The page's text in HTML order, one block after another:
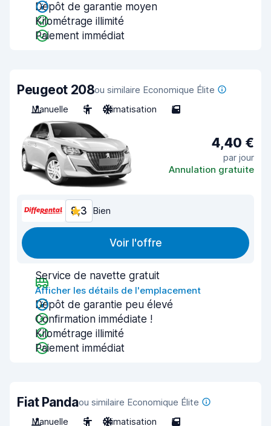
Dépôt de garantie moyen
Kilométrage illimité
Paiement immédiat
Peugeot 208ou similaire Economique Élite
Manuelle
5 Climatisation 5
4,40 €
par jour
Annulation gratuite
8,3 Bien
Voir l'offre
Service de navette gratuit
Afficher les détails de l'emplacement
Dépôt de garantie peu élevé
Confirmation immédiate !
Kilométrage illimité
Paiement immédiat
Fiat Pandaou similaire Economique Élite
Manuelle
5 Climatisation 5